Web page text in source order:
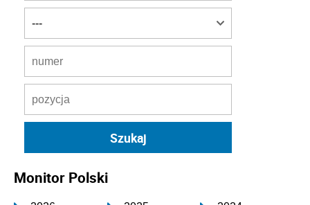
Monitor Polski